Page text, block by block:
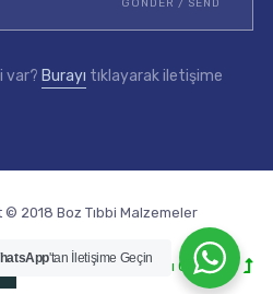
var? Burayı tıklayarak iletişime
2018 Boz Tıbbi Malzemeler
Yukarı Geri Dön
'tan İletişime Geçin